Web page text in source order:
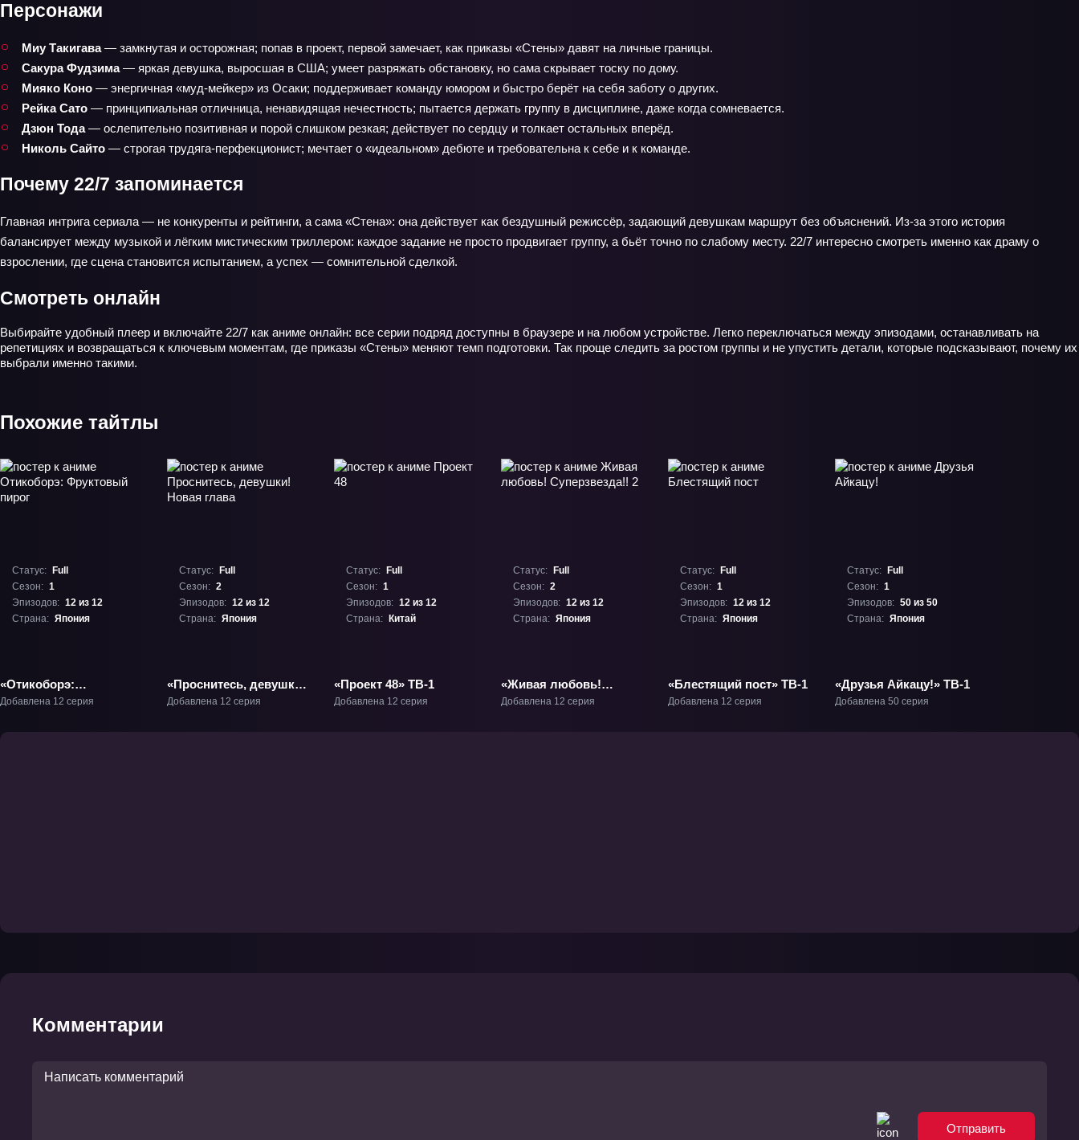
Персонажи
Миу Такигава— замкнутая и осторожная; попав в проект, первой замечает, как приказы «Стены» давят на личные границы.
Сакура Фудзима— яркая девушка, выросшая в США; умеет разряжать обстановку, но сама скрывает тоску по дому.
Мияко Коно — энергичная «муд‑мейкер» из Осаки; поддерживает команду юмором и быстро берёт на себя заботу о других.
Рейка Сато — принципиальная отличница, ненавидящая нечестность; пытается держать группу в дисциплине, даже когда сомневается.
Дзюн Тода— ослепительно позитивная и порой слишком резкая; действует по сердцу и толкает остальных вперёд.
Николь Сайто — строгая трудяга‑перфекционист; мечтает о «идеальном» дебюте и требовательна к себе и к команде.
Почему 22/7 запоминается
Главная интрига сериала — не конкуренты и рейтинги, а сама «Стена»: она действует как бездушный режиссёр, задающий девушкам маршрут без объяснений. Из‑за этого история
балансирует между музыкой и лёгким мистическим триллером: каждое задание не просто продвигает группу, а бьёт точно по слабому месту. 22/7 интересно смотреть именно как драму о
взрослении, где сцена становится испытанием, а успех — сомнительной сделкой.
Смотреть онлайн
Выбирайте удобный плеер и включайте 22/7 как аниме онлайн: все серии подряд доступны в браузере и на любом устройстве. Легко переключаться между эпизодами, останавливать на
репетициях и возвращаться к ключевым моментам, где приказы «Стены» меняют темп подготовки. Так проще следить за ростом группы и не упустить детали, которые подсказывают, почему их
выбрали именно такими.
Похожие тайтлы
Статус:
Full
Сезон: 1
Эпизодов: 12 из 12
Страна: Япония
«Отикоборэ:
Фруктовый пирог» ТВ-1
Добавлена 12 серия
Статус:
Full
Сезон: 2
Эпизодов: 12 из 12
Страна: Япония
«Проснитесь, девушки!
Новая глава» ТВ-2
Добавлена 12 серия
Статус:
Full
Сезон: 1
Эпизодов: 12 из 12
Страна:
Китай
«Проект 48» ТВ-1
Добавлена 12 серия
Статус:
Full
Сезон: 2
Эпизодов: 12 из 12
Страна: Япония
«Живая любовь!
Суперзвезда!! 2» ТВ-2
Добавлена 12 серия
Статус:
Full
Сезон: 1
Эпизодов: 12 из 12
Страна: Япония
«Блестящий пост» ТВ-1
Добавлена 12 серия
Статус:
Full
Сезон: 1
Эпизодов: 50 из 50
Страна: Япония
«Друзья Айкацу!» ТВ-1
Добавлена 50 серия
Комментарии
Отправить